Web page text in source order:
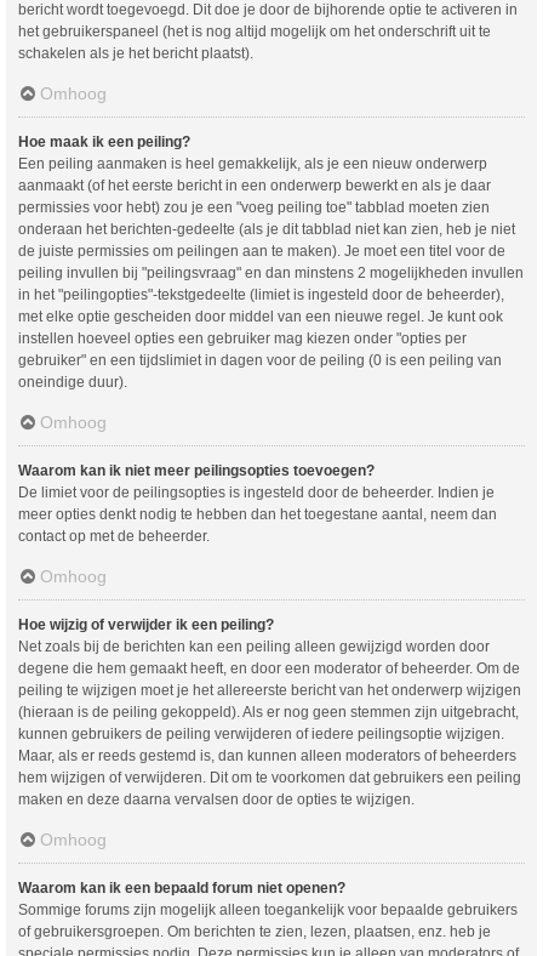
bericht wordt toegevoegd. Dit doe je door de bijhorende optie te activeren in
het gebruikerspaneel (het is nog altijd mogelijk om het onderschrift uit te
schakelen als je het bericht plaatst).
Omhoog
Hoe maak ik een peiling?
Een peiling aanmaken is heel gemakkelijk, als je een nieuw onderwerp
aanmaakt (of het eerste bericht in een onderwerp bewerkt en als je daar
permissies voor hebt) zou je een "voeg peiling toe" tabblad moeten zien
onderaan het berichten-gedeelte (als je dit tabblad niet kan zien, heb je niet
de juiste permissies om peilingen aan te maken). Je moet een titel voor de
peiling invullen bij "peilingsvraag" en dan minstens 2 mogelijkheden invullen
in het "peilingopties"-tekstgedeelte (limiet is ingesteld door de beheerder),
met elke optie gescheiden door middel van een nieuwe regel. Je kunt ook
instellen hoeveel opties een gebruiker mag kiezen onder "opties per
gebruiker" en een tijdslimiet in dagen voor de peiling (0 is een peiling van
oneindige duur).
Omhoog
Waarom kan ik niet meer peilingsopties toevoegen?
De limiet voor de peilingsopties is ingesteld door de beheerder. Indien je
meer opties denkt nodig te hebben dan het toegestane aantal, neem dan
contact op met de beheerder.
Omhoog
Hoe wijzig of verwijder ik een peiling?
Net zoals bij de berichten kan een peiling alleen gewijzigd worden door
degene die hem gemaakt heeft, en door een moderator of beheerder. Om de
peiling te wijzigen moet je het allereerste bericht van het onderwerp wijzigen
(hieraan is de peiling gekoppeld). Als er nog geen stemmen zijn uitgebracht,
kunnen gebruikers de peiling verwijderen of iedere peilingsoptie wijzigen.
Maar, als er reeds gestemd is, dan kunnen alleen moderators of beheerders
hem wijzigen of verwijderen. Dit om te voorkomen dat gebruikers een peiling
maken en deze daarna vervalsen door de opties te wijzigen.
Omhoog
Waarom kan ik een bepaald forum niet openen?
Sommige forums zijn mogelijk alleen toegankelijk voor bepaalde gebruikers
of gebruikersgroepen. Om berichten te zien, lezen, plaatsen, enz. heb je